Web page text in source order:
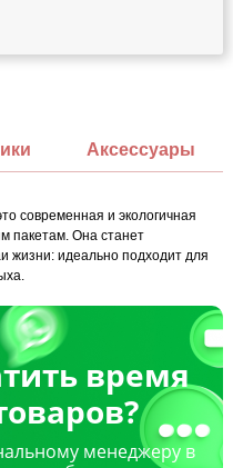
Аксессуары
современная и экологичная
пакетам. Она станет
жизни: идеально подходит для
время
менеджеру в